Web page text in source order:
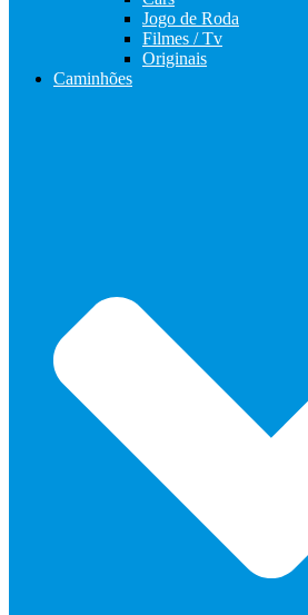
Jogo de Roda
Filmes / Tv
Originais
Caminhões